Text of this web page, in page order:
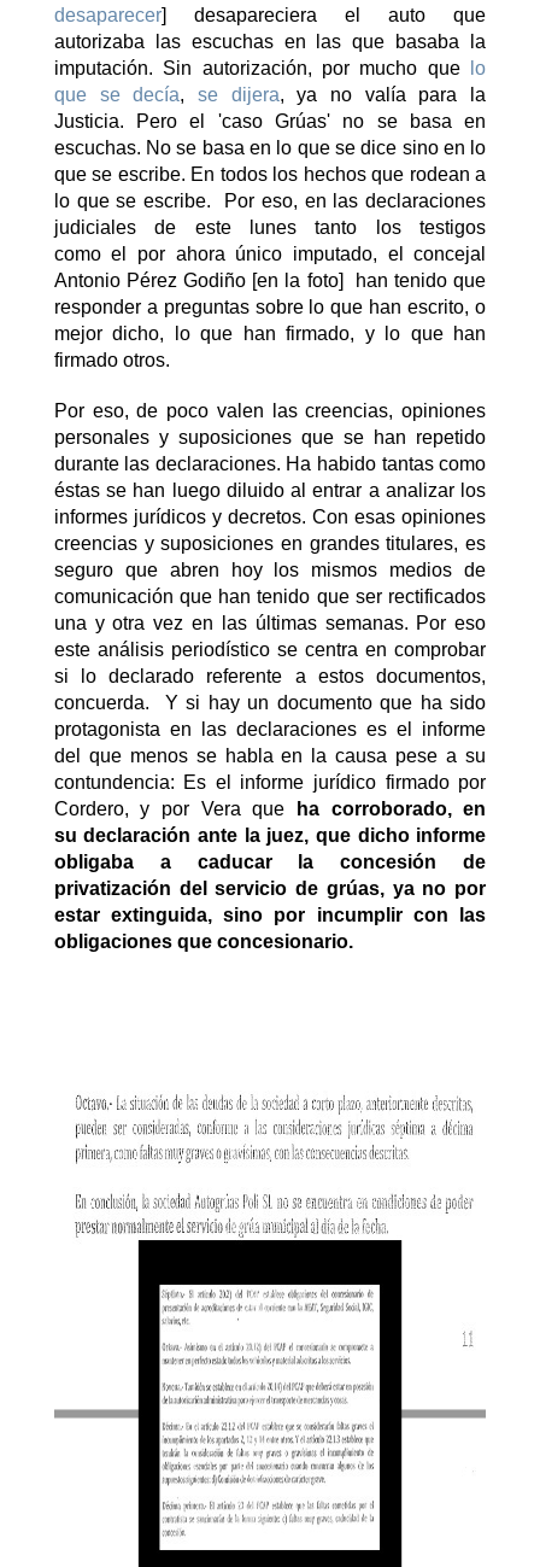
desaparecer] desapareciera el auto que
autorizaba las escuchas en las que basaba la
imputación. Sin autorización, por mucho que
lo
que se decía, se dijera, ya no valía para la
Justicia. Pero el 'caso Grúas' no se basa en
escuchas. No se basa en lo que se dice sino en lo
que se escribe. En todos los hechos que rodean a
lo que se escribe. Por eso, en las declaraciones
judiciales de este lunes tanto los testigos
como el por ahora único imputado, el concejal
Antonio Pérez Godiño [en la foto] han tenido que
responder a preguntas sobre lo que han escrito, o
mejor dicho, lo que han firmado, y lo que han
firmado otros.
Por eso, de poco valen las creencias, opiniones
personales y suposiciones que se han repetido
durante las declaraciones. Ha habido tantas como
éstas se han luego diluido al entrar a analizar los
informes jurídicos y decretos. Con esas opiniones
creencias y suposiciones en grandes titulares, es
seguro que abren hoy los mismos medios de
comunicación que han tenido que ser rectificados
una y otra vez en las últimas semanas. Por eso
este análisis periodístico se centra en comprobar
si lo declarado referente a estos documentos,
concuerda. Y si hay un documento que ha sido
protagonista en las declaraciones es el informe
del que menos se habla en la causa pese a su
contundencia: Es el informe jurídico firmado por
Cordero, y por Vera que
ha corroborado, en
su declaración ante la juez, que dicho informe
obligaba a caducar la concesión de
privatización del servicio de grúas, ya no por
estar extinguida, sino por incumplir con las
obligaciones que concesionario.